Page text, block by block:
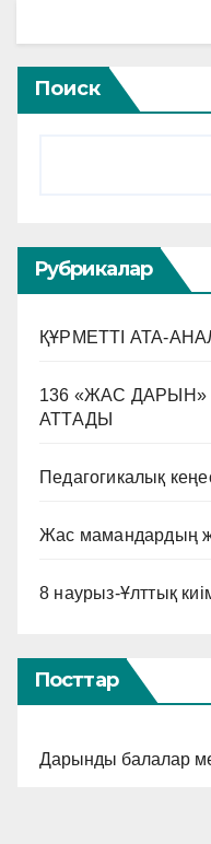
Поиск
Рубрикалар
ҚҰРМЕТТІ АТА-
136 «ЖАС
АТТАДЫ
Педагогикалық
Жас мамандардың
8 наурыз-Ұлттық
Посттар
Дарынды балалар